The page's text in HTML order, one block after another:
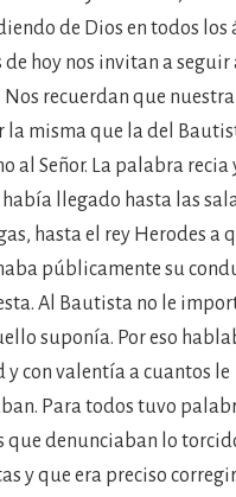
de Dios en todos los
de hoy nos invitan a seguir
Nos recuerdan que
la misma que la del
al Señor. La palabra recia
había llegado hasta las
hasta el rey Herodes a
públicamente su
Al Bautista no le
suponía. Por eso
y con valentía a cuantos le
Para todos tuvo
que denunciaban lo
y que era preciso